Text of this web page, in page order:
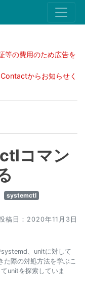
等の費用のため広告を
からお知らせく
コマン
systemctl
稿日：2020年11月3日
、unitに対して
た際の対処方法を学ぶこ
unitを探索していま